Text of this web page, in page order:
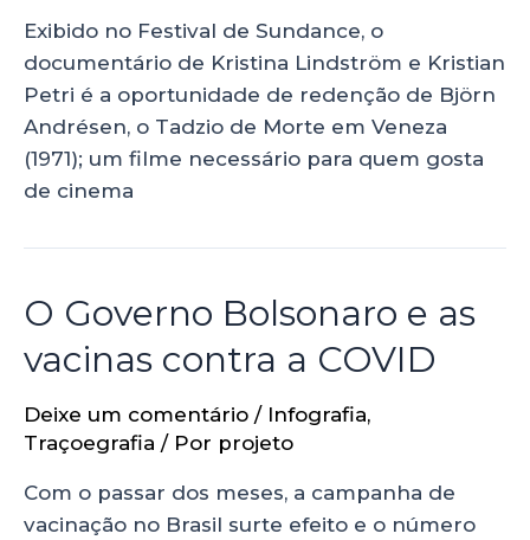
Exibido no Festival de Sundance, o
documentário de Kristina Lindström e Kristian
Petri é a oportunidade de redenção de Björn
Andrésen, o Tadzio de Morte em Veneza
(1971); um filme necessário para quem gosta
de cinema
O Governo Bolsonaro e as
vacinas contra a COVID
Deixe um comentário / Infografia,
Traçoegrafia / Por projeto
Com o passar dos meses, a campanha de
vacinação no Brasil surte efeito e o número